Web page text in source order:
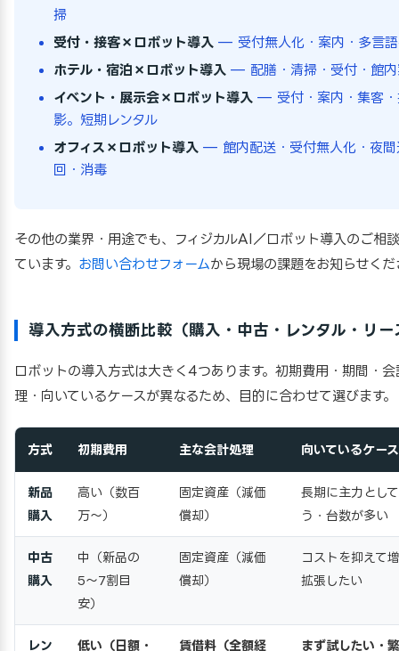
掃
受付・接客×ロボット導入 — 受付無人化・案内・多言
ホテル・宿泊×ロボット導入 — 配膳・清掃・受付・館内
イベント・展示会×ロボット導入 — 受付・案内・集客・
影。短期レンタル
オフィス×ロボット導入 — 館内配送・受付無人化・夜間
回・消毒
その他の業界・用途でも、フィジカルAI／ロボット導入のご相
ています。 お問い合わせフォームから現場の課題をお知らせく
導入方式の横断比較（購入・中古・レンタル・リー
ロボットの導入方式は大きく4つあります。初期費用・期間・会
理・向いているケースが異なるため、目的に合わせて選びます。
方式 初期費用 主な会計処理 向いているケース
新品
購入
高い（数百
万〜）
固定資産（減価
償却）
長期に主力とし
う・台数が多い
中古
購入
中（新品の
5〜7割目
安）
固定資産（減価
償却）
コストを抑えて
拡張したい
レン
低い（日額・
賃借料（全額経
まず試したい・